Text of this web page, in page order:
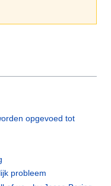
opgevoed tot
probleem